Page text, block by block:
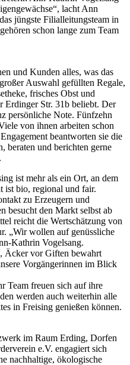
lacht Ann
jüngste Filialleitungsteam in
schon lange zum Team
und Kunden alles, was das
Auswahl gefüllten Regale,
frisches Obst und
Erdinger Str. 31b beliebt. Der
persönliche Note. Fünfzehn
von ihnen arbeiten schon
beantworten sie die
beraten und berichten gerne
ist mehr als ein Ort, an dem
ist bio, regional und fair.
zu Erzeugern und
besucht den Markt selbst ab
reicht die Wertschätzung von
„Wir wollen auf genüssliche
Kathrin Vogelsang.
Äcker vor Giften bewahrt
Vorgängerinnen im Blick
Team freuen sich auf ihre
werden auch weiterhin alle
in Freising genießen können.
im Raum Erding, Dorfen
e.V. engagiert sich
nachhaltige, ökologische